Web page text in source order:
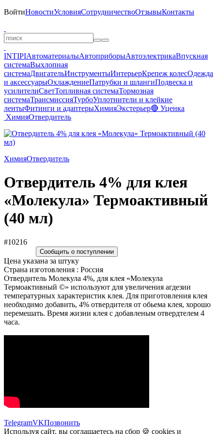
ВойтиНовостиУсловияСотрудничествоОтзывыКонтакты
INTIPIАвтоматериалыАвтоприборыАвтоэлектрикаВпускная
системаВыхлопная
системаДвигательИнструментыИнтерьерКрепеж колесОдежда
и аксессуарыОхлаждениеПатрубки и шлангиПодвеска и
усилителиСветТопливная системаТормозная
системаТрансмиссияТурбоУплотнители и клейкие
лентыФитинги и адаптерыХимияЭкстерьер🔴 Уценка
ХимияОтвердитель
ХимияОтвердитель
Отвердитель 4% для клея
«Молекула» Термоактивный
(40 мл)
#10216
Сообщить о поступлении
Цена указана за штуку
Страна изготовления : Россия
Отвердитель Молекула 4%, для клея «Молекула
Термоактивный ©» используют для увеличения агдезии
температурных характеристик клея. Для приготовления клея
необходимо добавить, 4% отвердителя от обьема клея, хорошо
перемешать. Время жизни клея с добавленым отвердтелем 4
часа.
TelegramVKПозвонить
Используя сайт, вы соглашаетесь на сбор 🍪 cookies и